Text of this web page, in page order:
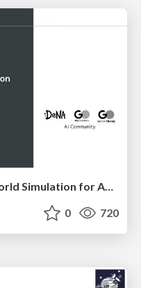
論文紹介 "ReSim: Reliable World Simulation for Autonomous Driving"
0 720